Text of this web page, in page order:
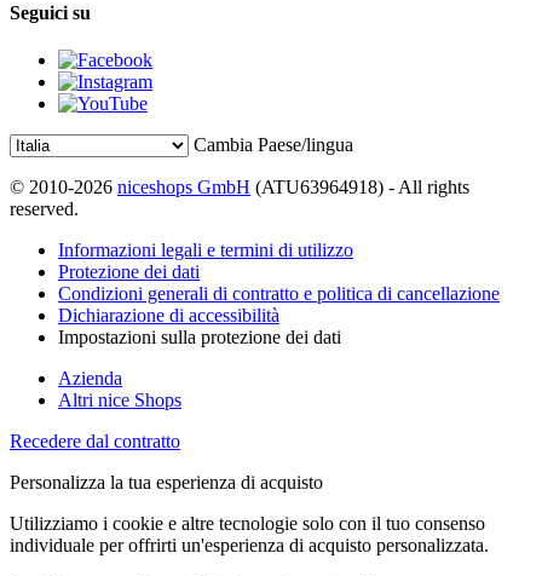
Seguici su
Cambia Paese/lingua
© 2010-2026 niceshops GmbH (ATU63964918) - All rights
reserved.
Informazioni legali e termini di utilizzo
Protezione dei dati
Condizioni generali di contratto e politica di cancellazione
Dichiarazione di accessibilità
Impostazioni sulla protezione dei dati
Azienda
Altri nice Shops
Recedere dal contratto
Personalizza la tua esperienza di acquisto
Utilizziamo i cookie e altre tecnologie solo con il tuo consenso
individuale per offrirti un'esperienza di acquisto personalizzata.